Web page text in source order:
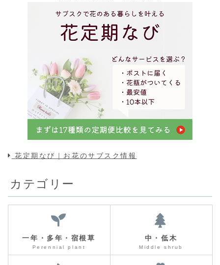
花定期なび｜お花のサブスク情報
カテゴリー
一年・多年・宿根草
Perennial plant
中・低木
Middle shrub